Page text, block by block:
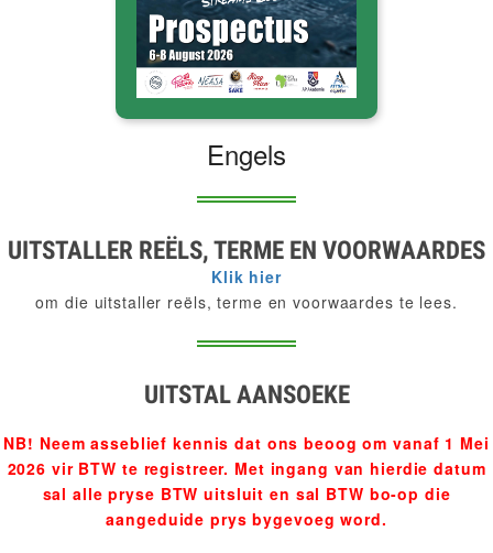
Engels
UITSTALLER REËLS, TERME EN VOORWAARDES
Klik hier
om die uitstaller reëls, terme en voorwaardes te lees.
UITSTAL AANSOEKE
NB! Neem asseblief kennis dat ons beoog om vanaf 1 Mei
2026 vir BTW te registreer. Met ingang van hierdie datum
sal alle pryse BTW uitsluit en sal BTW bo-op die
aangeduide prys bygevoeg word.